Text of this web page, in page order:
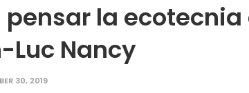
la ecotecnia
Luc Nancy
30, 2019